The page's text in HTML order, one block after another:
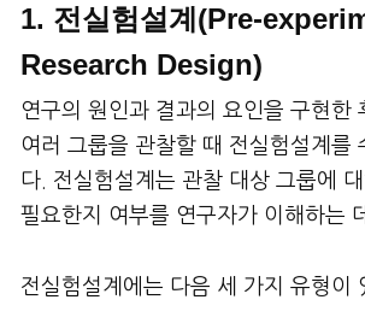
1. 전실험설계(Pre-
Research Design)
연구의 원인과 결과의 요인을 구현한
여러 그룹을 관찰할 때 전실험설계를
다. 전실험설계는 관찰 대상 그룹에
필요한지 여부를 연구자가 이해하는
전실험설계에는 다음 세 가지 유형이